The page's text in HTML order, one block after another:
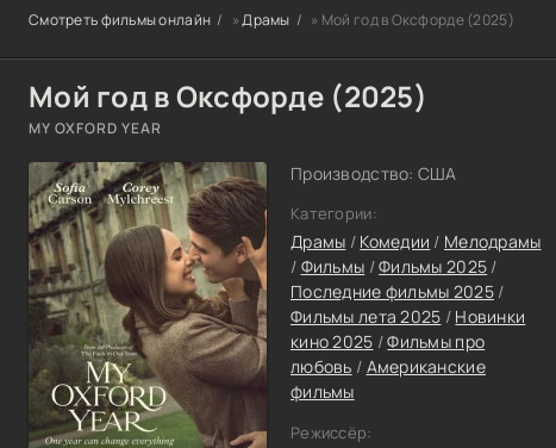
Смотреть фильмы онлайн »Драмы » Мой год в Оксфорде (2025)
Мой год в Оксфорде (2025)
MY OXFORD YEAR
Производство: США
Категории:
Драмы / Комедии / Мелодрамы
/ Фильмы /Фильмы 2025 /
Последние фильмы 2025/
Фильмы лета 2025 / Новинки
кино 2025 /Фильмы про
любовь / Американские
фильмы
Режиссёр: